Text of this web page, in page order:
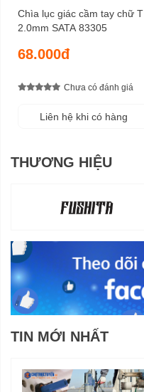
Chìa lục giác cầm tay chữ T
2.0mm SATA 83305
68.000đ
Chưa có đánh giá
Liên hệ khi có hàng
THƯƠNG HIỆU
TIN MỚI NHẤT